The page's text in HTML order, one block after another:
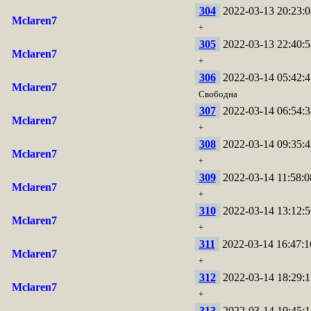
Mclaren7
304 2022-03-13
+
Mclaren7
305 2022-03-13
+
Mclaren7
306 2022-03-14
Свободна
Mclaren7
307 2022-03-14
+
Mclaren7
308 2022-03-14
+
Mclaren7
309 2022-03-14
+
Mclaren7
310 2022-03-14
+
Mclaren7
311 2022-03-14
+
Mclaren7
312 2022-03-14
+